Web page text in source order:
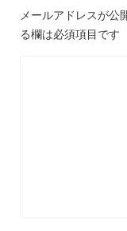
メールアドレスが公
る欄は必須項目です